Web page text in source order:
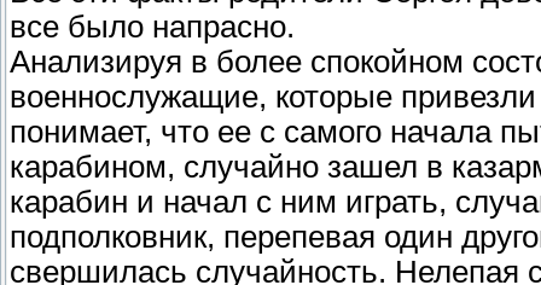
все было напрасно.
Анализируя в более спокойном
военнослужащие, которые
понимает, что ее с самого начала
карабином, случайно зашел в
карабин и начал с ним играть,
подполковник, перепевая один
свершилась случайность. Нелепая